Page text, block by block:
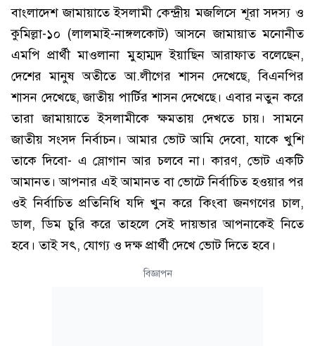
বাংলাদেশ জামায়াতে ইসলামী কেন্দ্রীয় মজলিসে শূরা সদস্য ও
কুমিল্লা-১০ (লালমাই-নাঙ্গলকোট) আসনে জামায়াত মনোনীত
এমপি প্রার্থী মাওলানা মুহাম্মদ ইয়াছিন আরাফাত বলেছেন,
দেশের মানুষ অতীতে আ.লীগের শাসন দেখেছে, বিএনপির
শাসন দেখেছে, জাতীয় পার্টির শাসন দেখেছে। এবার নতুন করে
তারা জামায়াতে ইসলামীকে ক্ষমতায় দেখতে চায়। সামনে
জাতীয় সংসদ নির্বাচন। আমার ভোট আমি দেবো, যাকে খুশি
তাকে দিবো- এ স্লোগান আর চলবে না। কারণ, ভোট একটি
আমানত। আপনার এই আমানত বা ভোটে নির্বাচিত হওয়ার পর
ওই নির্বাচিত প্রতিনিধি যদি খুন করে কিংবা জনগণের চাল,
ডাল, ডিম চুরি করে তাহলে সেই দায়ভার আপনাকেই নিতে
হবে। তাই সৎ, যোগ্য ও দক্ষ প্রার্থী দেখে ভোট দিতে হবে।
বিজ্ঞাপন